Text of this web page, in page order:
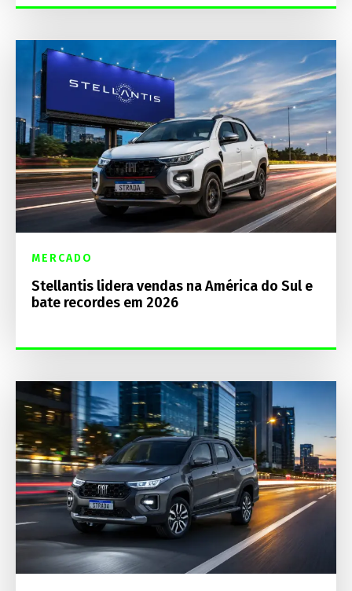
MERCADO
Stellantis lidera vendas na América do Sul e
bate recordes em 2026